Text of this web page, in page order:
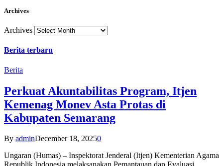
Archives
Archives
Berita terbaru
Berita
Perkuat Akuntabilitas Program, Itjen
Kemenag Monev Asta Protas di
Kabupaten Semarang
By adminDecember 18, 20250
Ungaran (Humas) – Inspektorat Jenderal (Itjen) Kementerian Agama